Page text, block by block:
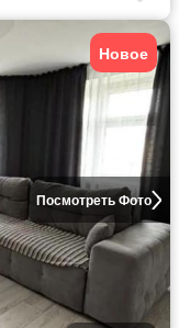
Посмотреть Фото
Новое